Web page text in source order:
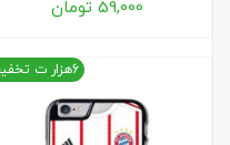
59,000 تومان
6هزار ت تخفیف